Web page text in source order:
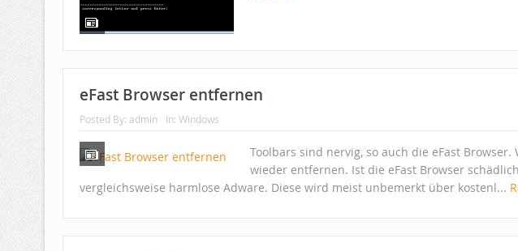
eFast Browser entfernen
Posted By: admin In: Windows
Toolbars sind nervig, so auch die eFast
wieder entfernen. Ist die eFast Browser
vergleichsweise harmlose Adware. Diese wird meist unbemerkt über kostenl...